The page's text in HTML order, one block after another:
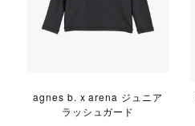
agnes b. x arena ジュニア
ラッシュガード